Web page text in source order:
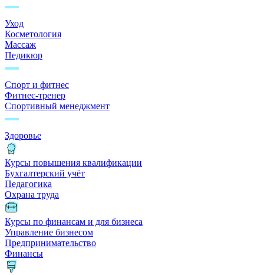
Уход
Косметология
Массаж
Педикюр
Спорт и фитнес
Фитнес-тренер
Спортивный менеджмент
Здоровье
Курсы повышения квалификации
Бухгалтерский учёт
Педагогика
Охрана труда
Курсы по финансам и для бизнеса
Управление бизнесом
Предпринимательство
Финансы